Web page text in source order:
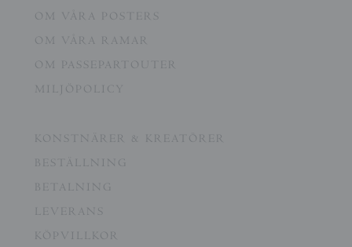
OM VÅRA POSTERS
OM VÅRA RAMAR
OM PASSEPARTOUTER
MILJÖPOLICY
KONSTNÄRER & KREATÖRER
BESTÄLLNING
BETALNING
LEVERANS
KÖPVILLKOR